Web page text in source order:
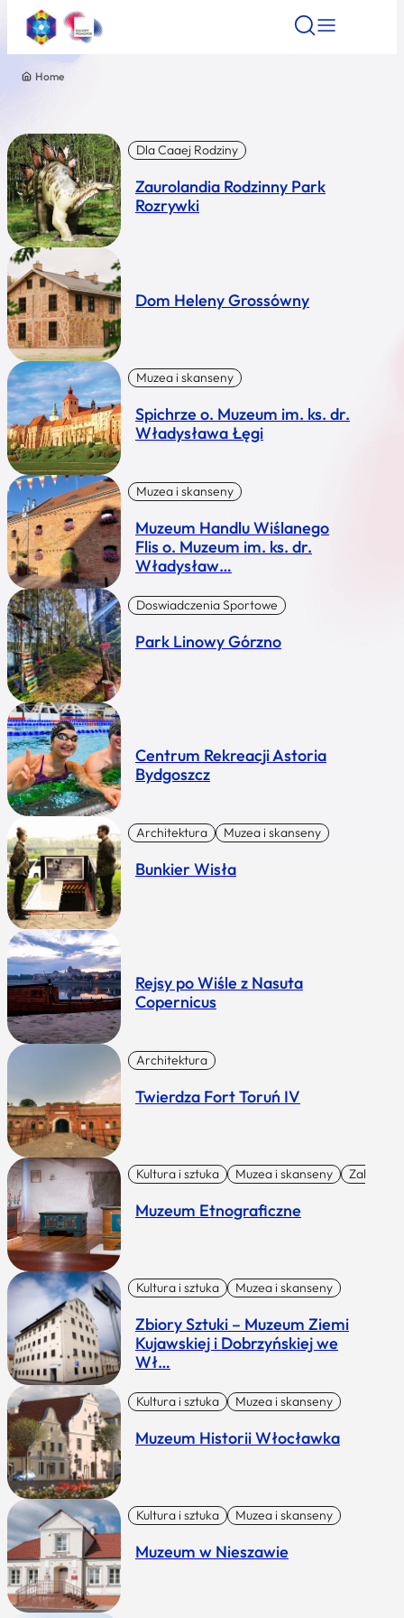
Nazwa atrakcji
Miasto
Kategoria
Home
Dla Caaej Rodziny
Zaurolandia Rodzinny Park
Rozrywki
Dom Heleny Grossówny
Muzea i skanseny
Spichrze o. Muzeum im. ks. dr.
Władysława Łęgi
Muzea i skanseny
Muzeum Handlu Wiślanego
Flis o. Muzeum im. ks. dr.
Władysław…
Doswiadczenia Sportowe
Park Linowy Górzno
Centrum Rekreacji Astoria
Bydgoszcz
Architektura Muzea i skanseny
Bunkier Wisła
Rejsy po Wiśle z Nasuta
Copernicus
Architektura
Twierdza Fort Toruń IV
Kultura i sztuka Muzea i skanseny Zabytki I
Muzeum Etnograficzne
Kultura i sztuka Muzea i skanseny
Zbiory Sztuki – Muzeum Ziemi
Kujawskiej i Dobrzyńskiej we
Wł…
Kultura i sztuka Muzea i skanseny
Muzeum Historii Włocławka
Kultura i sztuka Muzea i skanseny
Muzeum w Nieszawie